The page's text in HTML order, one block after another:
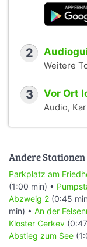
2
Weitere
3 Vor Ort
Audio,
Andere
Parkplatz am
(1:00 min) •
Abzweig 2 (0:45
min) • An der
Kloster Cerkev
Abstieg zum See